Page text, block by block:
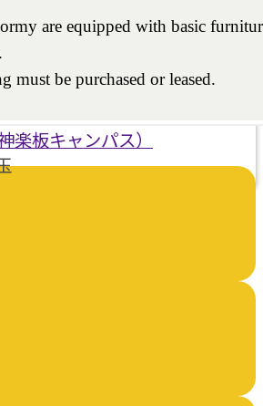
楽板キャンパス）
楽板キャンパス）
楽板キャンパス）